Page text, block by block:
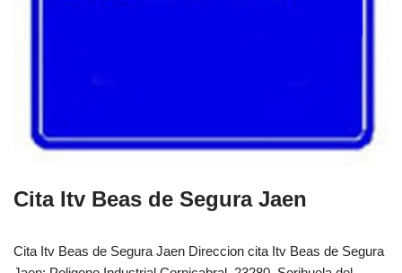
Cita Itv Beas de Segura Jaen
Cita Itv Beas de Segura Jaen Direccion cita Itv Beas de Segura